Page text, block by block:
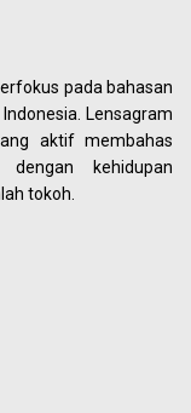
pada bahasan
Lensagram
aktif membahas
kehidupan
tokoh.